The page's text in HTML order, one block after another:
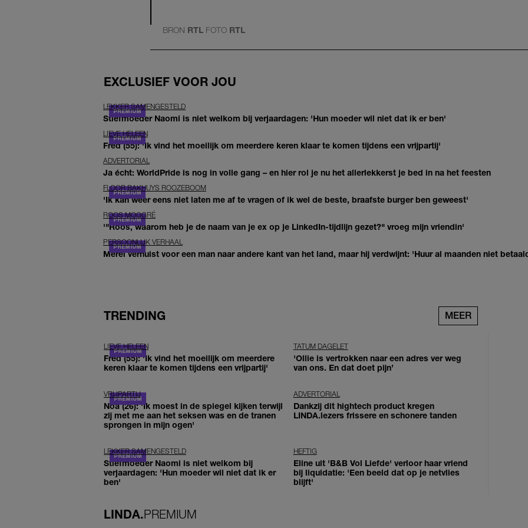
BRON RTL FOTO RTL
EXCLUSIEF VOOR JOU
LEKKER SAMENGESTELD
Stiefmoeder Naomi is niet welkom bij verjaardagen: 'Hun moeder wil niet dat ik er ben'
LIEVE HELEEN
Fred (55): 'Ik vind het moeilijk om meerdere keren klaar te komen tijdens een vrijpartij'
ADVERTORIAL
Ja écht: WorldPride is nog in volle gang – en hier rol je nu het allerlekkerst je bed in na het feesten
FLOOR BAKHUYS ROOZEBOOM
'Ik kan weer eens niet laten me af te vragen of ik wel de beste, braafste burger ben geweest'
ROOS MOGGRÉ
'"Roos, waarom heb je de naam van je ex op je LinkedIn-tijdlijn gezet?" vroeg mijn vriendin'
PERSOONLIJK VERHAAL
Merel verhuist voor een man naar andere kant van het land, maar hij verdwijnt: 'Huur al maanden niet
TRENDING MEER
LIEVE HELEEN
Fred (55): 'Ik vind het moeilijk om meerdere
keren klaar te komen tijdens een vrijpartij'
TATUM DAGELET
'Ollie is vertrokken naar een adres ver weg
van ons. En dat doet pijn’
VRIJPARTIJ
Noa (26): 'Ik moest in de spiegel kijken terwijl
zij met me aan het seksen was en de tranen
sprongen in mijn ogen'
ADVERTORIAL
Dankzij dit hightech product kregen
LINDA.lezers frissere en schonere tanden
LEKKER SAMENGESTELD
Stiefmoeder Naomi is niet welkom bij
verjaardagen: 'Hun moeder wil niet dat ik er
ben'
HEFTIG
Eline uit 'B&B Vol Liefde' verloor haar vriend
bij liquidatie: 'Een beeld dat op je netvlies
blijft'
LINDA.PREMIUM